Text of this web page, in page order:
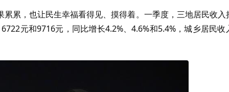
累，也让民生幸福看得见、摸得着。一季度，三地居民收入
元和9716元，同比增长4.2%、4.6%和5.4%，城乡居民收